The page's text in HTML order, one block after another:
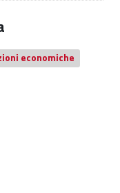
economiche